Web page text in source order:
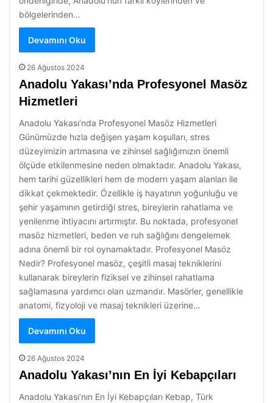
bölgelerinden…
Devamını Oku
26 Ağustos 2024
Anadolu Yakası’nda Profesyonel Masöz
Hizmetleri
Anadolu Yakası’nda Profesyonel Masöz Hizmetleri
Günümüzde hızla değişen yaşam koşulları, stres
düzeyimizin artmasına ve zihinsel sağlığımızın önemli
ölçüde etkilenmesine neden olmaktadır. Anadolu Yakası,
hem tarihi güzellikleri hem de modern yaşam alanları ile
dikkat çekmektedir. Özellikle iş hayatının yoğunluğu ve
şehir yaşamının getirdiği stres, bireylerin rahatlama ve
yenilenme ihtiyacını artırmıştır. Bu noktada, profesyonel
masöz hizmetleri, beden ve ruh sağlığını dengelemek
adına önemli bir rol oynamaktadır. Profesyonel Masöz
Nedir? Profesyonel masöz, çeşitli masaj tekniklerini
kullanarak bireylerin fiziksel ve zihinsel rahatlama
sağlamasına yardımcı olan uzmandır. Masörler, genellikle
anatomi, fizyoloji ve masaj teknikleri üzerine…
Devamını Oku
26 Ağustos 2024
Anadolu Yakası’nın En İyi Kebapçıları
Anadolu Yakası’nın En İyi Kebapçıları Kebap, Türk